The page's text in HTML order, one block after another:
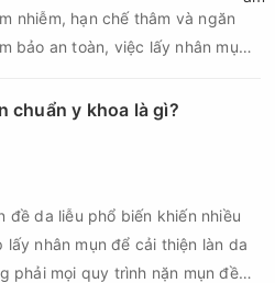
nhiễm, hạn chế thâm và ngăn
bảo an toàn, việc lấy nhân mụn
sóc sau điều trị.
chuẩn y khoa là gì?
đề da liễu phổ biến khiến nhiều
nhân mụn để cải thiện làn da
phải mọi quy trình nặn mụn đều